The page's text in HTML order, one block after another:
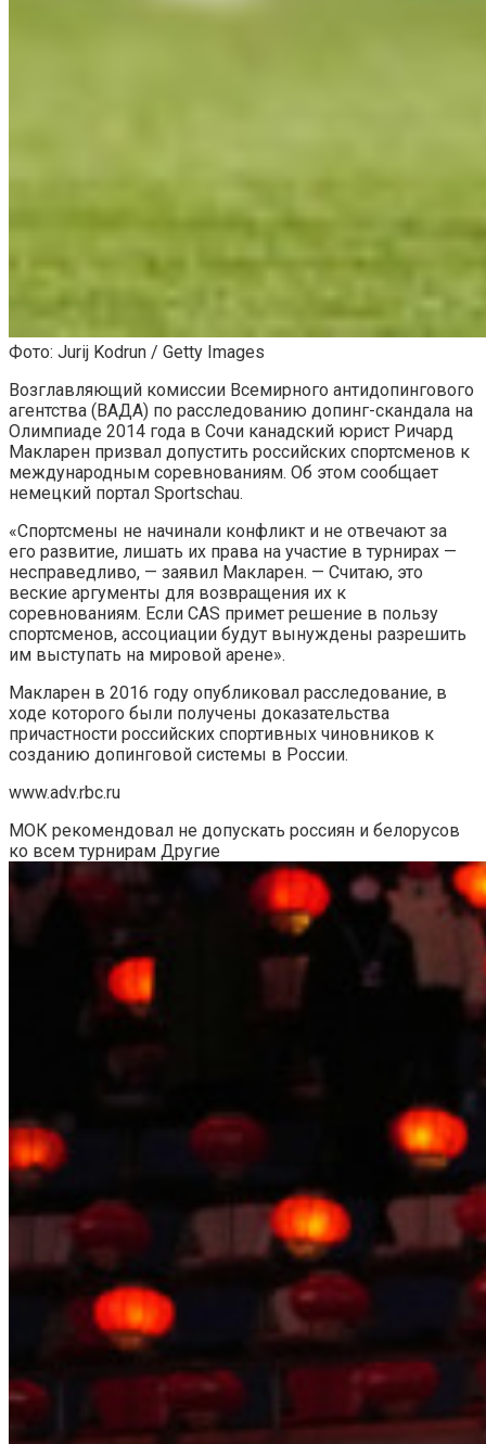
Фото: Jurij Kodrun / Getty Images
Возглавляющий комиссии Всемирного антидопингового
агентства (ВАДА) по расследованию допинг-скандала на
Олимпиаде 2014 года в Сочи канадский юрист Ричард
Макларен призвал допустить российских спортсменов к
международным соревнованиям. Об этом сообщает
немецкий портал Sportschau.
«Спортсмены не начинали конфликт и не отвечают за
его развитие, лишать их права на участие в турнирах —
несправедливо, — заявил Макларен. — Считаю, это
веские аргументы для возвращения их к
соревнованиям. Если CAS примет решение в пользу
спортсменов, ассоциации будут вынуждены разрешить
им выступать на мировой арене».
Макларен в 2016 году опубликовал расследование, в
ходе которого были получены доказательства
причастности российских спортивных чиновников к
созданию допинговой системы в России.
www.adv.rbc.ru
МОК рекомендовал не допускать россиян и белорусов
ко всем турнирам Другие